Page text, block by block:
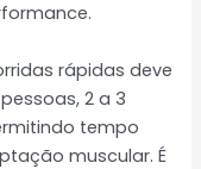
rápidas deve
2 a 3
tempo
muscular. É